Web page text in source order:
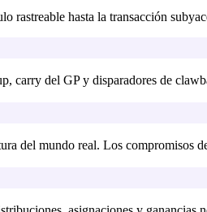
rastreable hasta la transacción
carry del GP y disparadores de
del mundo real. Los